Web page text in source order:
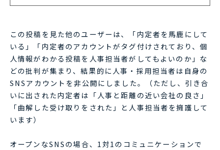
この投稿を見た他のユーザーは、「内定者を馬鹿にして
いる」「内定者のアカウントがタグ付けされており、個
人情報がわかる投稿を人事担当者がしてもよいのか」な
どの批判が集まり、結果的に人事・採用担当者は自身の
SNSアカウントを非公開にしました。（ただし、引き合
いに出された内定者は「人事と距離の近い会社の良さ」
「曲解した受け取りをされた」と人事担当者を擁護して
います）
オープンなSNSの場合、1対1のコミュニケーションで